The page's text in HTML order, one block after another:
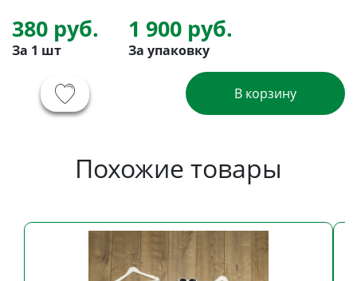
380 руб.
За 1 шт
1 900 руб.
За упаковку
В корзину
Похожие товары